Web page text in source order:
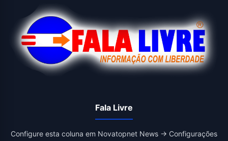
Fala Livre
Configure esta coluna em Novatopnet News → Configurações